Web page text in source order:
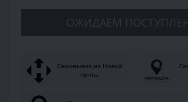
ОЖИДАЕМ
Самовывоз из Новой
почты